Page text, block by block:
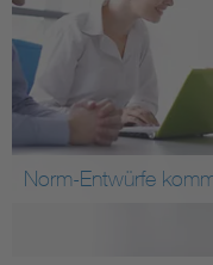
Norm-Entwürfe